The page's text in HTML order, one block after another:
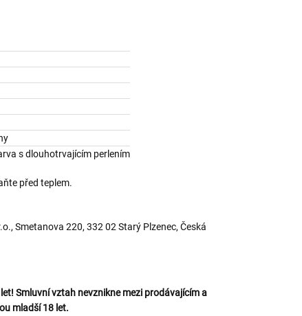
s dlouhotrvajícím perlením
před teplem.
Smetanova 220, 332 02 Starý Plzenec, Česká
Smluvní vztah nevznikne mezi prodávajícím a
mladší 18 let.